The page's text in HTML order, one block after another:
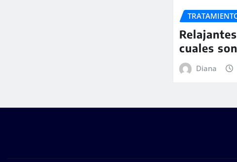
cuales
Diana